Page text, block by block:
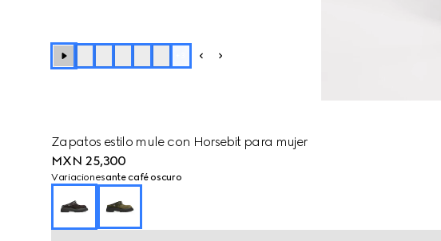
Zapatos estilo mule con Horsebit para mujer
MXN 25,300
Variacionesante café oscuro